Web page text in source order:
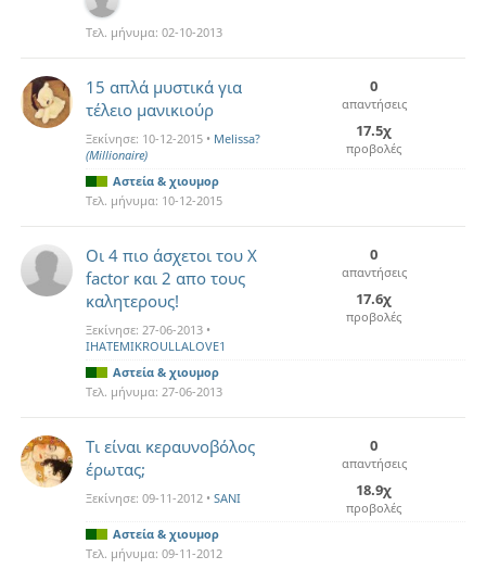
Τελ. μήνυμα: 02-10-2013
15 απλά μυστικά για
τέλειο μανικιούρ
Ξεκίνησε: 10-12-2015 • Melissa?
(Millionaire)
0
απαντήσεις
17.5χ
προβολές
Αστεία & χιουμορ
Τελ. μήνυμα: 10-12-2015
Οι 4 πιο άσχετοι του X
factor και 2 απο τους
καλητερους!
Ξεκίνησε: 27-06-2013 •
IHATEMIKROULLALOVE1
0
απαντήσεις
17.6χ
προβολές
Αστεία & χιουμορ
Τελ. μήνυμα: 27-06-2013
Τι είναι κεραυνοβόλος
έρωτας;
Ξεκίνησε: 09-11-2012 • SANI
0
απαντήσεις
18.9χ
προβολές
Αστεία & χιουμορ
Τελ. μήνυμα: 09-11-2012